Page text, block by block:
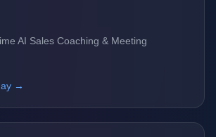
AI Sales Coaching & Meeting
→